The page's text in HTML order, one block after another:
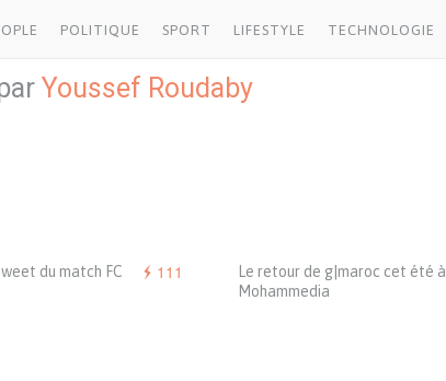
POLITIQUE SPORT LIFESTYLE TECHNOLOGIE
Youssef Roudaby
111
du match FC
Le retour de g|maroc cet été à
Mohammedia